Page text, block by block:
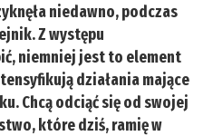
niedawno, podczas
Z występu
niemniej jest to element
działania mające
Chcą odciąć się od swojej
które dziś, ramię w